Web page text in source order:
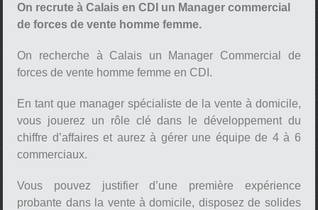
On recrute à Calais en CDI un Manager commercial
de forces de vente homme femme.
On recherche à Calais un Manager Commercial de
forces de vente homme femme en CDI.
En tant que manager spécialiste de la vente à domicile,
vous jouerez un rôle clé dans le développement du
chiffre d’affaires et aurez à gérer une équipe de 4 à 6
commerciaux.
Vous pouvez justifier d’une première expérience
probante dans la vente à domicile, disposez de solides